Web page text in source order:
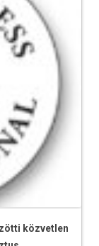
közvetlen